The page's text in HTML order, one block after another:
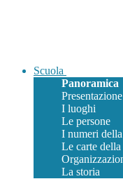
Scuola
Panoramica
Presentazione
I luoghi
Le persone
I numeri
Le carte della
La storia